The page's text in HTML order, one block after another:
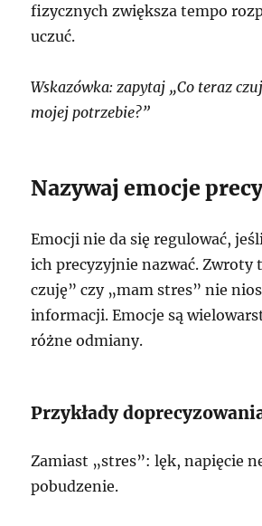
fizycznych zwiększa tempo
uczuć.
Wskazówka: zapytaj „Co teraz
mojej potrzebie?”
Nazywaj emocje
Emocji nie da się regulować,
ich precyzyjnie nazwać. Zwroty
czuję” czy „mam stres” nie
informacji. Emocje są
różne odmiany.
Przykłady
Zamiast „stres”: lęk, napięcie
pobudzenie.